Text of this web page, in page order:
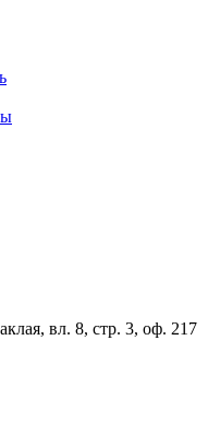
вл. 8, стр. 3, оф. 217